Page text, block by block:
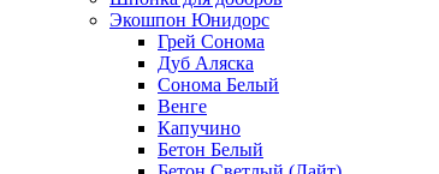
Экошпон Юнидорс
Грей Сонома
Дуб Аляска
Сонома Белый
Венге
Капучино
Бетон Белый